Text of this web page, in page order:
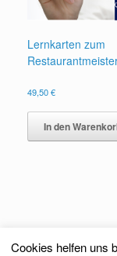
Lernkarten zum
49,50€
In den
Cookies helfen uns